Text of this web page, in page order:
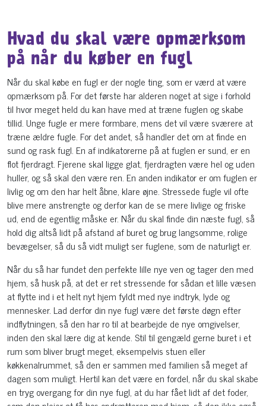
Hvad du skal være opmærksom
på når du køber en fugl
Når du skal købe en fugl er der nogle ting, som er værd at være
opmærksom på. For det første har alderen noget at sige i forhold
til hvor meget held du kan have med at træne fuglen og skabe
tillid. Unge fugle er mere formbare, mens det vil være sværere at
træne ældre fugle. For det andet, så handler det om at finde en
sund og rask fugl. En af indikatorerne på at fuglen er sund, er en
flot fjerdragt. Fjerene skal ligge glat, fjerdragten være hel og uden
huller, og så skal den være ren. En anden indikator er om fuglen er
livlig og om den har helt åbne, klare øjne. Stressede fugle vil ofte
blive mere anstrengte og derfor kan de se mere livlige og friske
ud, end de egentlig måske er. Når du skal finde din næste fugl, så
hold dig altså lidt på afstand af buret og brug langsomme, rolige
bevægelser, så du så vidt muligt ser fuglene, som de naturligt er.
Når du så har fundet den perfekte lille nye ven og tager den med
hjem, så husk på, at det er ret stressende for sådan et lille væsen
at flytte ind i et helt nyt hjem fyldt med nye indtryk, lyde og
mennesker. Lad derfor din nye fugl være det første døgn efter
indflytningen, så den har ro til at bearbejde de nye omgivelser,
inden den skal lære dig at kende. Stil til gengæld gerne buret i et
rum som bliver brugt meget, eksempelvis stuen eller
køkkenalrummet, så den er sammen med familien så meget af
dagen som muligt. Hertil kan det være en fordel, når du skal skabe
en tryg overgang for din nye fugl, at du har fået lidt af det foder,